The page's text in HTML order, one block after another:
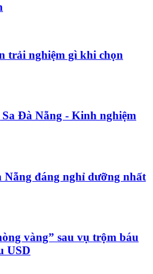
trải nghiệm gì khi chọn
Đà Nẵng - Kinh nghiệm
Nẵng đáng nghỉ dưỡng nhất
vàng” sau vụ trộm báu
USD